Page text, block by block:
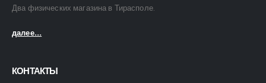
Два физических магазина в Тирасполе.
далее...
КОНТАКТЫ